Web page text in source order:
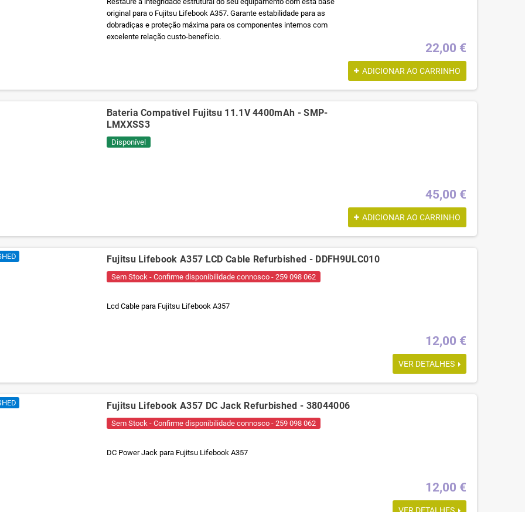
original para o Fujitsu Lifebook A357. Garante estabilidade para as
dobradiças e proteção máxima para os componentes internos com
excelente relação custo-benefício.
22,00 €
ADICIONAR AO CARRINHO
Bateria Compatível Fujitsu 11.1V 4400mAh - SMP-
LMXXSS3
Disponível
45,00 €
ADICIONAR AO CARRINHO
Fujitsu Lifebook A357 LCD Cable Refurbished - DDFH9ULC010
Sem Stock - Confirme disponibilidade connosco - 259 098 062
Lcd Cable para Fujitsu Lifebook A357
12,00 €
VER DETALHES
Fujitsu Lifebook A357 DC Jack Refurbished - 38044006
Sem Stock - Confirme disponibilidade connosco - 259 098 062
DC Power Jack para Fujitsu Lifebook A357
12,00 €